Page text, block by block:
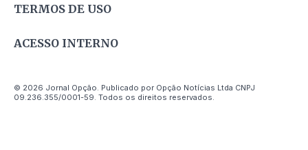
TERMOS DE USO
ACESSO INTERNO
© 2026 Jornal Opção. Publicado por Opção Notícias Ltda CNPJ
09.236.355/0001-59. Todos os direitos reservados.